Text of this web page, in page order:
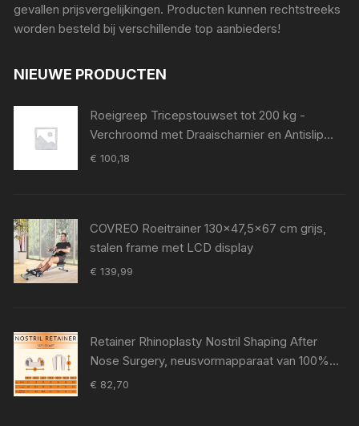
gevallen prijsvergelijkingen. Producten kunnen rechtstreeks
worden besteld bij verschillende top aanbieders!
NIEUWE PRODUCTEN
Roeigreep Tricepstouwset tot 200 kg -
Verchroomd met Draaischarnier en Antislip
Grip voor Krachttraining
€ 100,18
COVREO Roeitrainer 130x47,5x67 cm grijs,
stalen frame met LCD display
€ 139,99
Retainer Rhinoplasty Nostril Shaping After
Nose Surgery, neusvormapparaat van 100%
medische siliconen, neuspad voor Surgery,
€ 82,70